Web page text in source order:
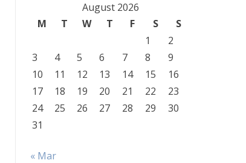
August 2026
M
T W T F S
S
1
2
3
4 5 6 7 8
9
10
11 12 13 14 15
16
17
18 19 20 21 22
23
24
25 26 27 28 29
30
31
« Mar